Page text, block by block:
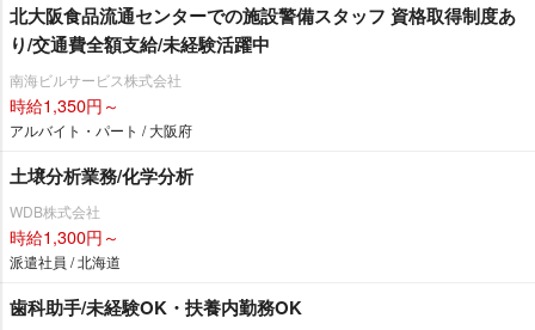
北大阪食品流通センターでの施設警備スタッフ 資格取得制度あ
り/交通費全額支給/未経験活躍中
南海ビルサービス株式会社
時給1,350円～
アルバイト・パート / 大阪府
土壌分析業務/化学分析
WDB株式会社
時給1,300円～
派遣社員 / 北海道
歯科助手/未経験OK・扶養内勤務OK